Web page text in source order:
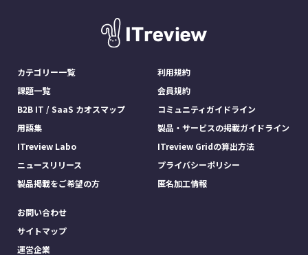
カテゴリー一覧
課題一覧
B2B IT / SaaS カオスマップ
用語集
ITreview Labo
ニュースリリース
製品掲載をご希望の方
利用規約
会員規約
コミュニティガイドライン
製品・サービスの掲載ガイドライン
ITreview Gridの算出方法
プライバシーポリシー
匿名加工情報
お問い合わせ
サイトマップ
運営企業